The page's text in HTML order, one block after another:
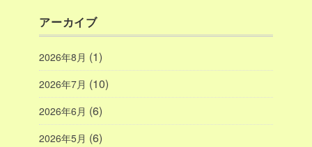
アーカイブ
2026年8月 (1)
2026年7月 (10)
2026年6月 (6)
2026年5月 (6)